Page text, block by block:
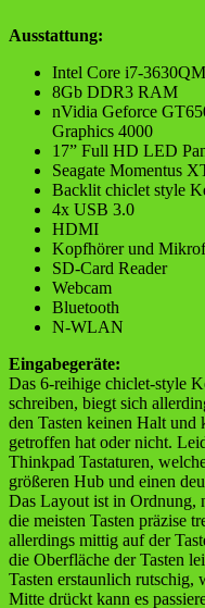
Ausstattung:
Intel Core i7-
8Gb DDR3 RAM
nVidia Geforce
Graphics 4000
17” Full HD LED
Seagate Momentus
Backlit chiclet style
4x USB 3.0
HDMI
Kopfhörer und
SD-Card Reader
Webcam
Bluetooth
N-WLAN
Eingabegeräte:
Das 6-reihige chiclet-style
schreiben, biegt sich
den Tasten keinen Halt und
getroffen hat oder nicht.
Thinkpad Tastaturen,
größeren Hub und einen
Das Layout ist in Ordnung,
die meisten Tasten präzise
allerdings mittig auf der
die Oberfläche der Tasten
Tasten erstaunlich rutschig,
Mitte drückt kann es